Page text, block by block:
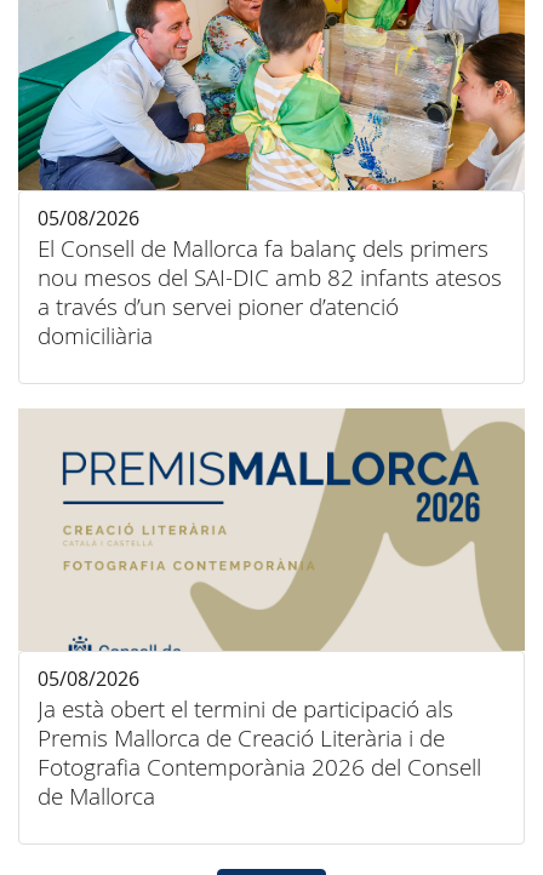
El Consell de Mallorca fa balanç dels primers
nou mesos del SAI-DIC amb 82 infants atesos
a través d’un servei pioner d’atenció
domiciliària
05/08/2026
Ja està obert el termini de participació als
Premis Mallorca de Creació Literària i de
Fotografia Contemporània 2026 del Consell
de Mallorca
05/08/2026